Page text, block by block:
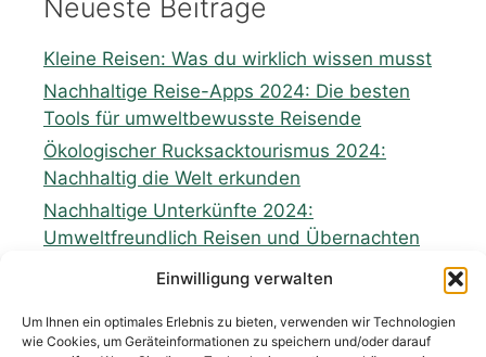
Einwilligung verwalten
Um Ihnen ein optimales Erlebnis zu bieten, verwenden wir Technologien
wie Cookies, um Geräteinformationen zu speichern und/oder darauf
Neueste Beiträge
Kleine Reisen: Was du wirklich wissen musst
Nachhaltige Reise-Apps 2024: Die besten
Tools für umweltbewusste Reisende
Ökologischer Rucksacktourismus 2024:
Nachhaltig die Welt erkunden
Nachhaltige Unterkünfte 2024:
Umweltfreundlich Reisen und Übernachten
Zukunft nachhaltiges Reisen: Perspektiven
Tourismusindustrie